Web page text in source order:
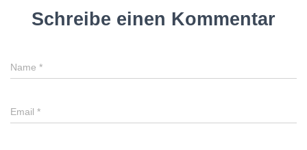
Schreibe einen Kommentar
Name *
Email *